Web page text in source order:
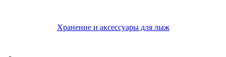
Хранение и аксессуары для лыж